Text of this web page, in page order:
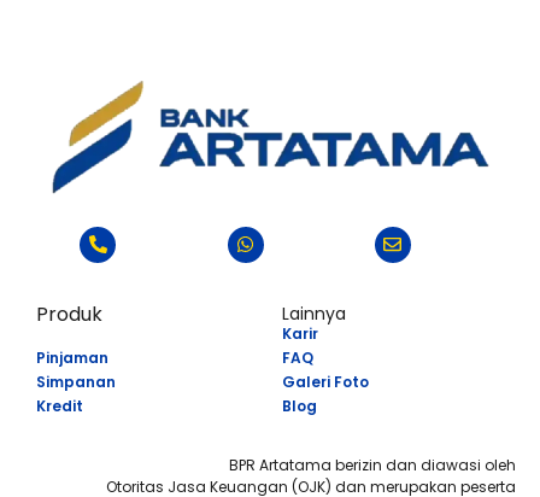
Produk
Pinjaman
Simpanan
Kredit
Lainnya
Karir
FAQ
Galeri Foto
Blog
BPR Artatama berizin dan diawasi oleh
Otoritas Jasa Keuangan (OJK) dan merupakan peserta